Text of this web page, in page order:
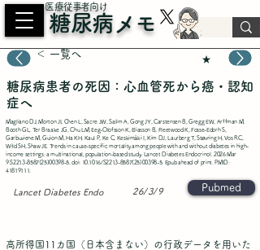
​医療従事者向け
糖尿病メモ
＜ 一覧へ ★
糖尿病患者の死因：心血管死から癌・認知
症へ
Magliano DJ, Morton JI, Chen L, Sacre JW, Salim A, Gong JY, Carstensen B, Gregg EW, Arffman M,
Booth GL, Ter Braake JG, Chu LM, Eeg-Olofsson K, Eliasson B, Fleetwood K, Fosse-Edorh S,
Garbuviene M, Guion M, Ha KH, Kaul P, Ke C, Keskimäki I, Kim DJ, Laurberg T, Støvring H, Vos RC,
Wild SH, Shaw JE. Trends in cause-specific mortality among people with and without diabetes in high-
income settings: a multinational, population-based study. Lancet Diabetes Endocrinol. 2026 Mar
9:S2213-8587(25)00398-5. doi: 10.1016/S2213-8587(25)00398-5. Epub ahead of print. PMID:
41819111
26/3/9
Lancet Diabetes Endo Pubmed
高所得国11カ国（日本含まない）の行政データを用いた